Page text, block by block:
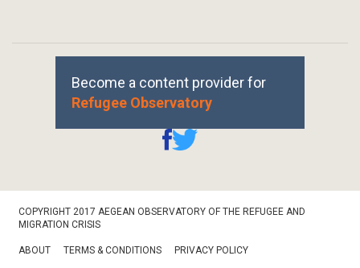
Become a content provider for
Refugee Observatory
Bottom
COPYRIGHT 2017 AEGEAN OBSERVATORY OF THE REFUGEE AND
MIGRATION CRISIS
ABOUT TERMS & CONDITIONS PRIVACY POLICY